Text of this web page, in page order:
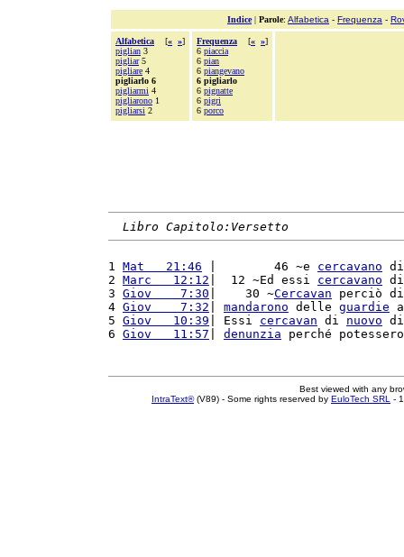
Indice| Parole: Alfabetica - Frequenza -
Alfabetica [« »]
piglian 3
pigliar5
pigliare 4
pigliarlo 6
pigliarmi 4
pigliarono 1
pigliarsi 2
Frequenza [« »]
6 piaccia
6 pian
6 piangevano
6 pigliarlo
6 pignatte
6 pigri
6 porco
Libro Capitolo:Versetto
1 Mat   21:46 |        46 ~e cercavano
2 Marc   12:12 |  12 ~Ed essi cercavano
3 Giov    7:30 |    30 ~Cercavan perciò
4 Giov    7:32 mandarono delle guardie
5 Giov   10:39 | Essi cercavan di nuovo
6 Giov   11:57 denunzia perché
Best viewed with any
IntraText®(V89) - Some rights reserved by EuloTech SRL -